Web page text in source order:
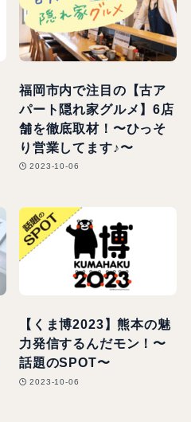
福岡市内で注目の【古ア
パート隠れ家グルメ】6店
舗を徹底取材！〜ひっそ
り営業してます♪〜
2023-10-06
【くま博2023】熊本の魅
力発信するんだモン！〜
話題のSPOT〜
2023-10-06